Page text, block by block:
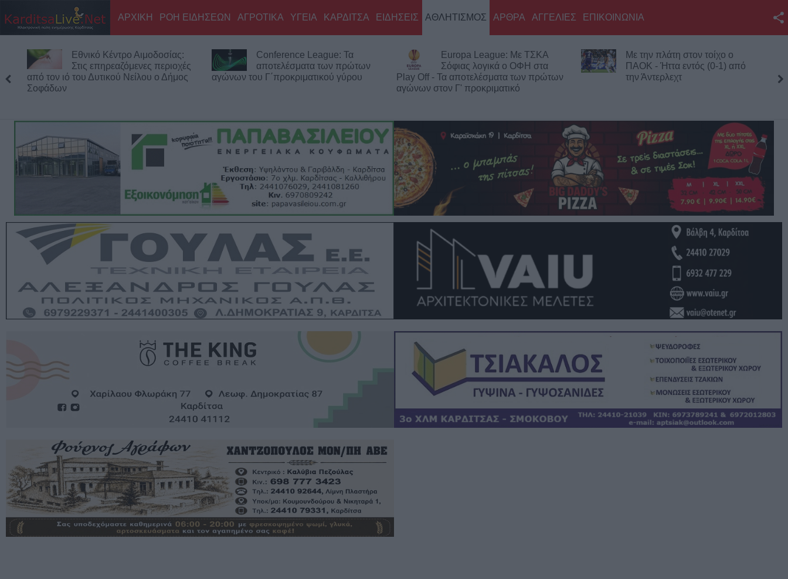
Twitter
Επικοινωνία με το
KarditsaLive.Net
ΑΡΧΙΚΗ ΡΟΗ ΕΙΔΗΣΕΩΝ ΑΓΡΟΤΙΚΑ ΥΓΕΙΑ ΚΑΡΔΙΤΣΑ ΕΙΔΗΣΕΙΣ ΑΘΛΗΤΙΣΜΟΣ ΑΡΘΡΑ ΑΓΓΕΛΙΕΣ ΕΠΙΚΟΙΝΩΝΙΑ
Εθνικό Κέντρο Αιμοδοσίας:
Στις επηρεαζόμενες περιοχές
από τον ιό του Δυτικού Νείλου ο Δήμος
Σοφάδων
Conference League: Τα
αποτελέσματα των πρώτων
αγώνων του Γ΄προκριματικού γύρου
Europa League: Με ΤΣΚΑ
Σόφιας λογικά ο ΟΦΗ στα
Play Off - Τα αποτελέσματα των πρώτων
αγώνων στον Γ' προκριματικό
Με την πλάτη στον τοίχο ο
ΠΑΟΚ - Ήττα εντός (0-1) από
την Άντερλεχτ